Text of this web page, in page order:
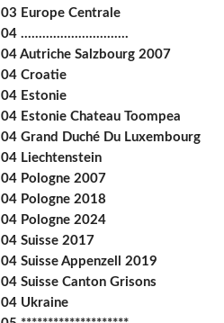
03 Europe Centrale
04 ..............................
04 Autriche Salzbourg 2007
04 Croatie
04 Estonie
04 Estonie Chateau Toompea
04 Grand Duché Du Luxembourg
04 Liechtenstein
04 Pologne 2007
04 Pologne 2018
04 Pologne 2024
04 Suisse 2017
04 Suisse Appenzell 2019
04 Suisse Canton Grisons
04 Ukraine